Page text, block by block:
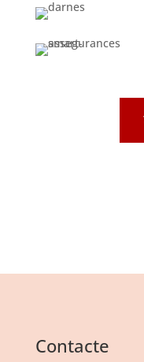
Contacte